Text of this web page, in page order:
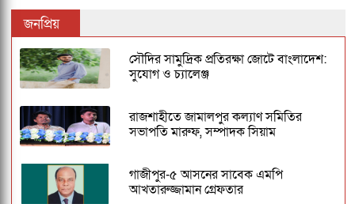
জনপ্রিয়
সৌদির সামুদ্রিক প্রতিরক্ষা জোটে বাংলাদেশ:
সুযোগ ও চ্যালেঞ্জ
রাজশাহীতে জামালপুর কল্যাণ সমিতির
সভাপতি মারুফ, সম্পাদক সিয়াম
গাজীপুর-৫ আসনের সাবেক এমপি
আখতারুজ্জামান গ্রেফতার